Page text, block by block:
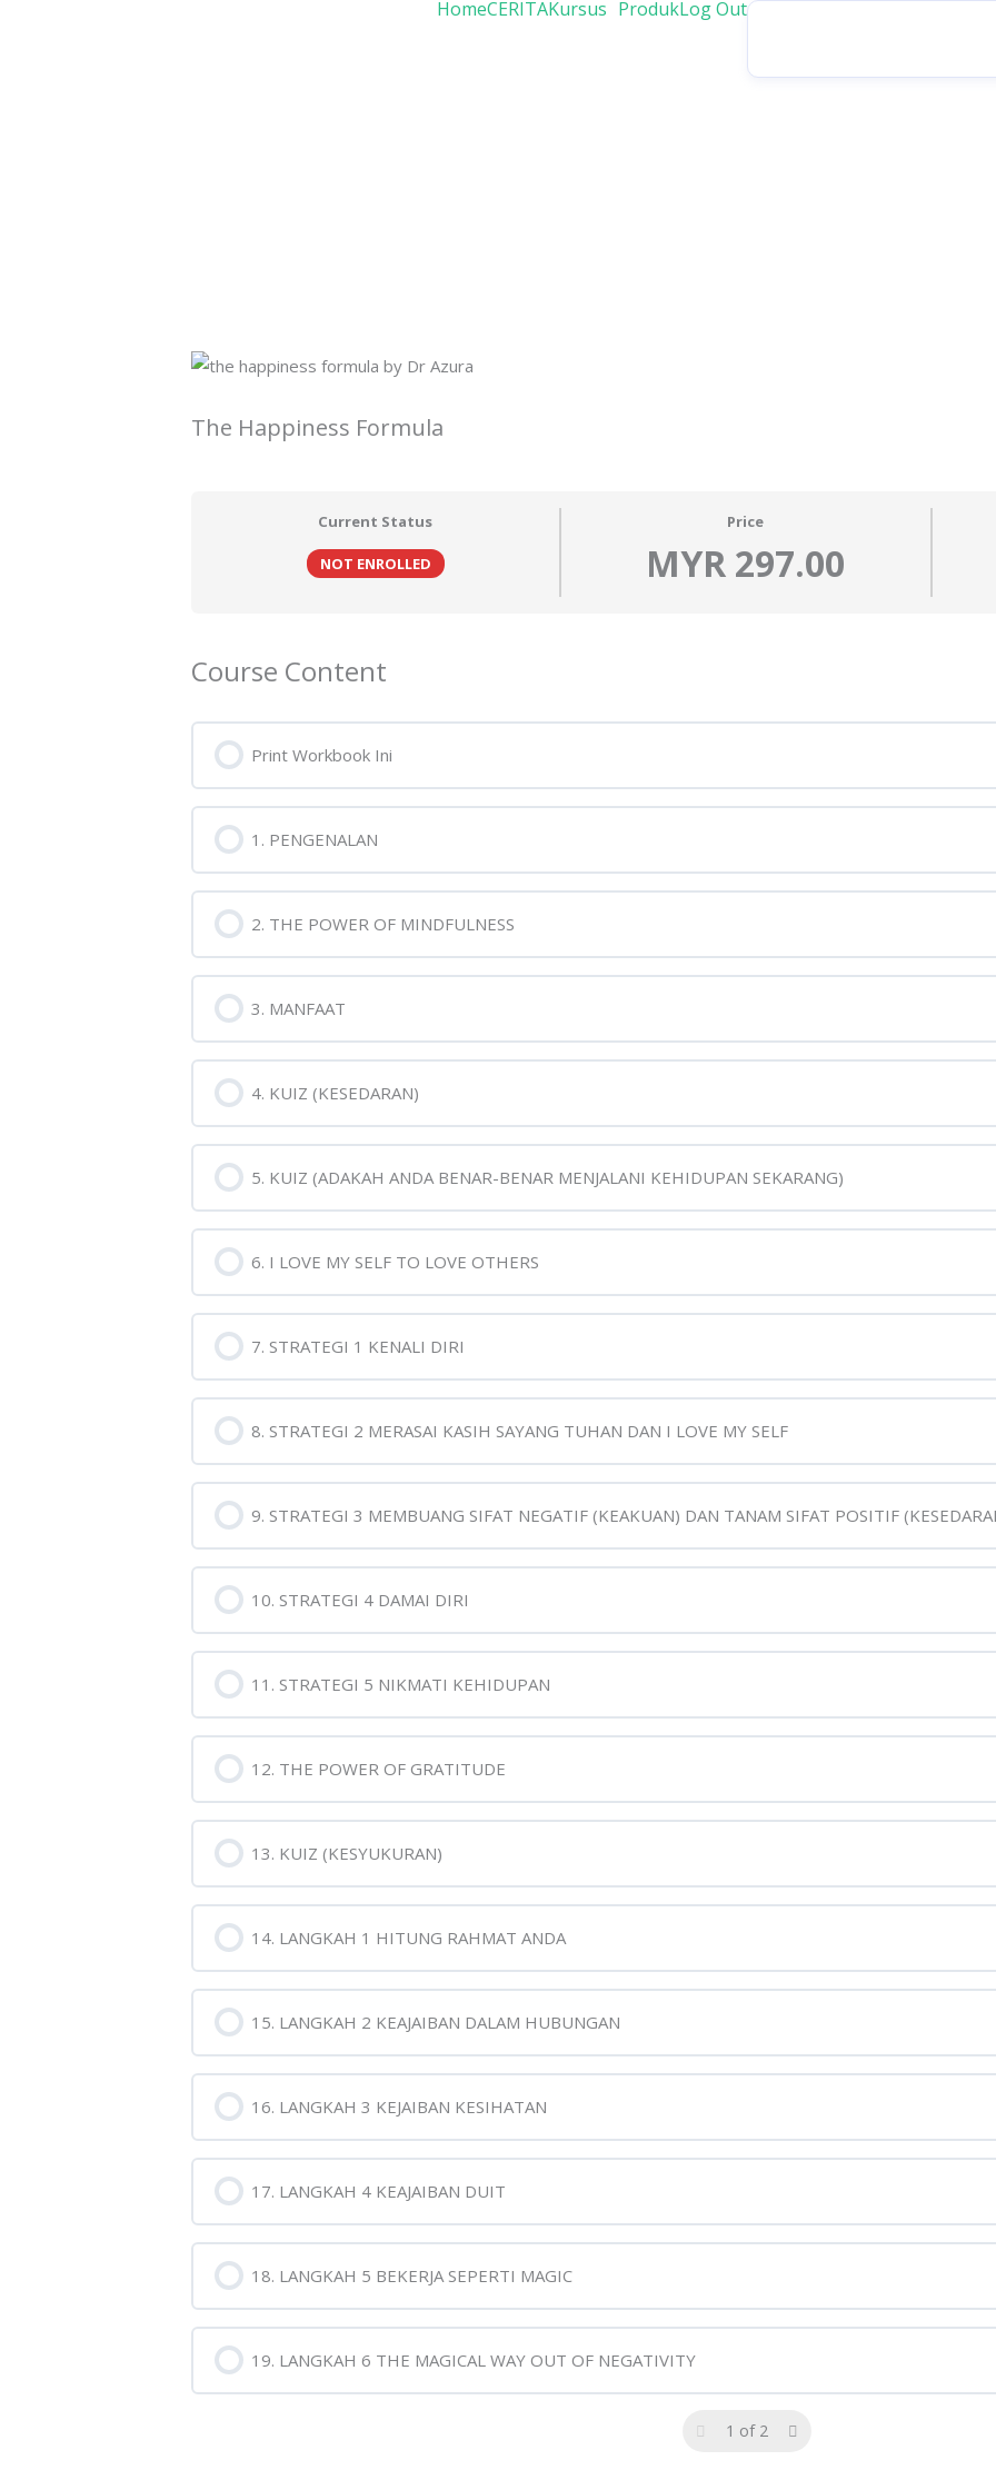
HomeCERITAKursus ProdukLog Out
The Happiness Formula
Current Status
NOT ENROLLED
Price
MYR 297.00
Course Content
Print Workbook Ini
1. PENGENALAN
2. THE POWER OF MINDFULNESS
3. MANFAAT
4. KUIZ (KESEDARAN)
5. KUIZ (ADAKAH ANDA BENAR-BENAR MENJALANI KEHIDUPAN SEKARANG)
6. I LOVE MY SELF TO LOVE OTHERS
7. STRATEGI 1 KENALI DIRI
8. STRATEGI 2 MERASAI KASIH SAYANG TUHAN DAN I LOVE MY SELF
9. STRATEGI 3 MEMBUANG SIFAT NEGATIF (KEAKUAN) DAN TANAM SIFAT POSITIF
10. STRATEGI 4 DAMAI DIRI
11. STRATEGI 5 NIKMATI KEHIDUPAN
12. THE POWER OF GRATITUDE
13. KUIZ (KESYUKURAN)
14. LANGKAH 1 HITUNG RAHMAT ANDA
15. LANGKAH 2 KEAJAIBAN DALAM HUBUNGAN
16. LANGKAH 3 KEJAIBAN KESIHATAN
17. LANGKAH 4 KEAJAIBAN DUIT
18. LANGKAH 5 BEKERJA SEPERTI MAGIC
19. LANGKAH 6 THE MAGICAL WAY OUT OF NEGATIVITY
1 of 2